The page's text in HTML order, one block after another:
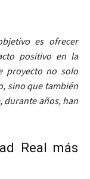
es ofrecer
positivo en la
proyecto no solo
sino que también
durante años, han
Real más